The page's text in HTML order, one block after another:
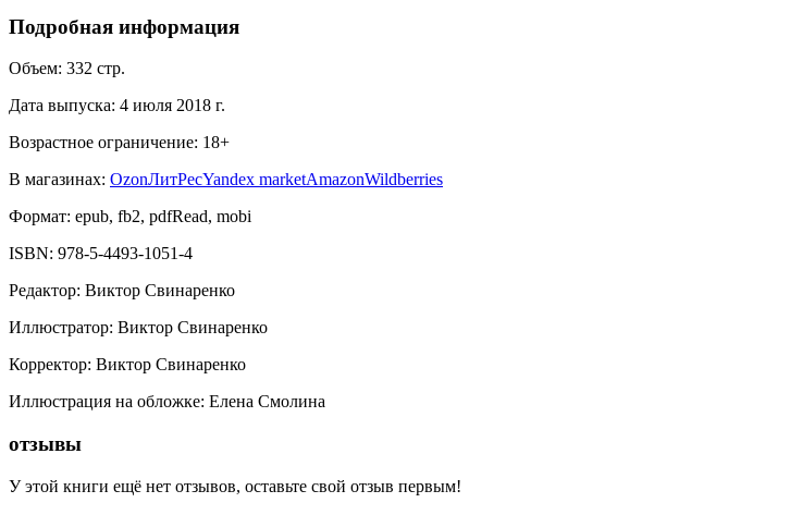
Подробная информация
Объем: 332 стр.
Дата выпуска: 4 июля 2018 г.
Возрастное ограничение: 18+
В магазинах: OzonЛитРесYandex marketAmazonWildberries
Формат: epub, fb2, pdfRead, mobi
ISBN: 978-5-4493-1051-4
Редактор: Виктор Свинаренко
Иллюстратор: Виктор Свинаренко
Корректор: Виктор Свинаренко
Иллюстрация на обложке: Елена Смолина
отзывы
У этой книги ещё нет отзывов, оставьте свой отзыв первым!